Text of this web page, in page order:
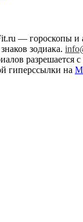
— гороскопы и
зодиака.
разрешается
гиперссылки на